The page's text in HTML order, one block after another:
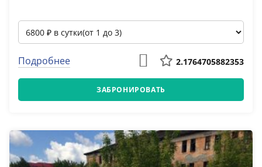
Подробнее 2.1764705882353
ЗАБРОНИРОВАТЬ